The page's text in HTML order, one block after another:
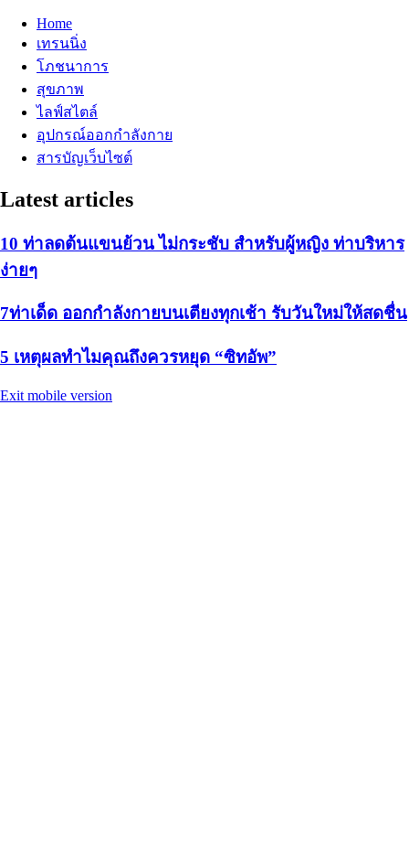
Home
เทรนนิ่ง
โภชนาการ
สุขภาพ
ไลฟ์สไตล์
อุปกรณ์ออกกำลังกาย
สารบัญเว็บไซต์
Latest articles
10 ท่าลดต้นแขนย้วน ไม่กระชับ สำหรับผู้หญิง ท่าบริหาร
ง่ายๆ
7ท่าเด็ด ออกกำลังกายบนเตียงทุกเช้า รับวันใหม่ให้สดชื่น
5 เหตุผลทำไมคุณถึงควรหยุด “ซิทอัพ”
Exit mobile version